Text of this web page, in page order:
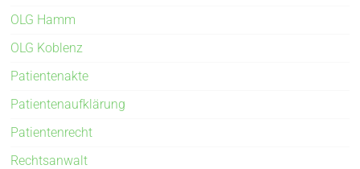
OLG Hamm
OLG Koblenz
Patientenakte
Patientenaufklärung
Patientenrecht
Rechtsanwalt